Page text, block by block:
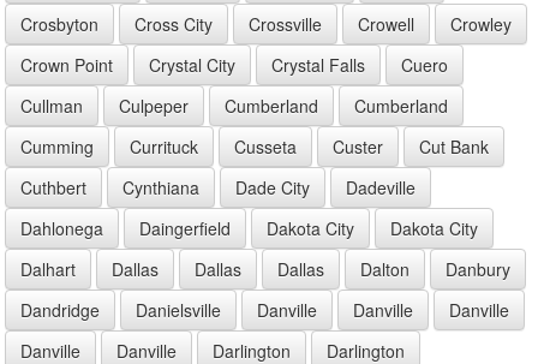
Crosbyton
Cross City Crossville Crowell
Crowley
Crown Point
Crystal City Crystal Falls
Cuero
Cullman
Culpeper Cumberland
Cumberland
Cumming
Currituck Cusseta Custer
Cut Bank
Cuthbert
Cynthiana Dade City
Dadeville
Dahlonega
Daingerfield Dakota City
Dakota City
Dalhart
Dallas Dallas Dallas Dalton
Danbury
Dandridge
Danielsville Danville Danville
Danville
Danville
Danville Darlington
Darlington